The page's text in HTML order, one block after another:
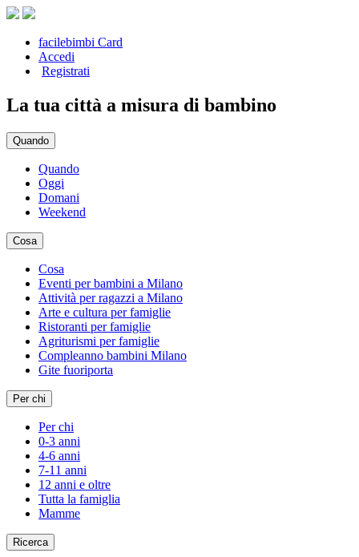
facilebimbi Card
Accedi
Registrati
La tua città a misura di bambino
Quando
Quando
Oggi
Domani
Weekend
Cosa
Cosa
Eventi per bambini a Milano
Attività per ragazzi a Milano
Arte e cultura per famiglie
Ristoranti per famiglie
Agriturismi per famiglie
Compleanno bambini Milano
Gite fuoriporta
Per chi
Per chi
0-3 anni
4-6 anni
7-11 anni
12 anni e oltre
Tutta la famiglia
Mamme
Ricerca